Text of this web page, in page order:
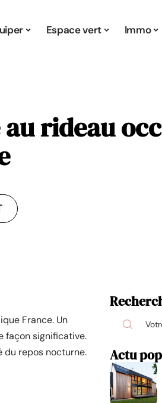
Espace vert Immo
rideau
France. Un
façon significative.
du repos nocturne.
Actu